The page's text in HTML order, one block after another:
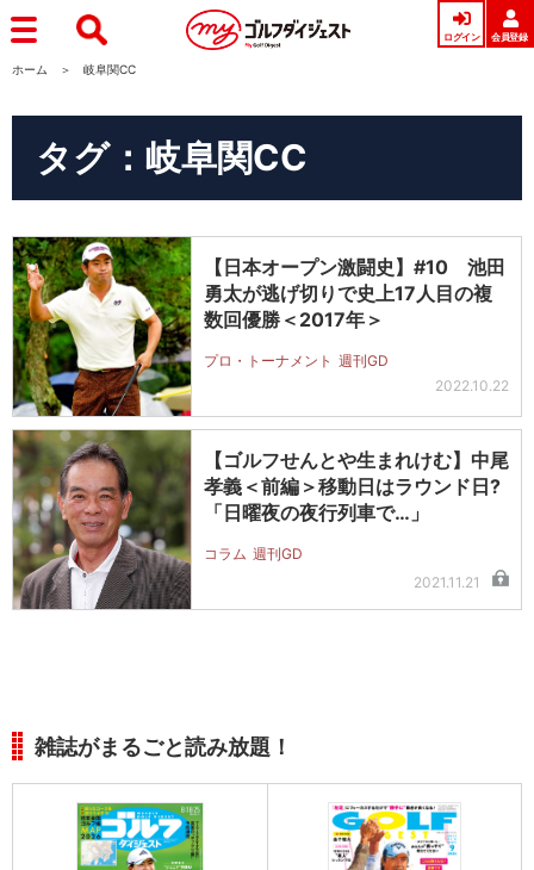
ログイン 会員登録
ホーム 岐阜関CC
タグ：岐阜関CC
【日本オープン激闘史】#10 池田
勇太が逃げ切りで史上17人目の複
数回優勝＜2017年＞
プロ・トーナメント 週刊GD
2022.10.22
【ゴルフせんとや生まれけむ】中尾
孝義＜前編＞移動日はラウンド日?
「日曜夜の夜行列車で…」
コラム 週刊GD
2021.11.21
雑誌がまるごと読み放題！